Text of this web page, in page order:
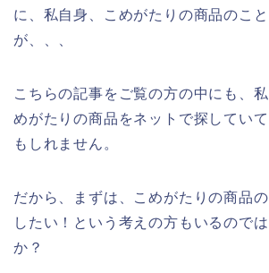
に、私自身、こめがたりの商品のこ
が、、、
こちらの記事をご覧の方の中にも、
めがたりの商品をネットで探してい
もしれません。
だから、まずは、こめがたりの商品
したい！という考えの方もいるので
か？